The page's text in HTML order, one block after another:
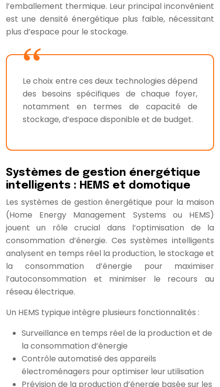
l’emballement thermique. Leur principal inconvénient
est une densité énergétique plus faible, nécessitant
plus d’espace pour le stockage.
Le choix entre ces deux technologies dépend
des besoins spécifiques de chaque foyer,
notamment en termes de capacité de
stockage, d’espace disponible et de budget.
Systèmes de gestion énergétique
intelligents : HEMS et domotique
Les systèmes de gestion énergétique pour la maison
(Home Energy Management Systems ou HEMS)
jouent un rôle crucial dans l’optimisation de la
consommation d’énergie. Ces systèmes intelligents
analysent en temps réel la production, le stockage et
la consommation d’énergie pour maximiser
l’autoconsommation et minimiser le recours au
réseau électrique.
Un HEMS typique intègre plusieurs fonctionnalités :
Surveillance en temps réel de la production et de
la consommation d’énergie
Contrôle automatisé des appareils
électroménagers pour optimiser leur utilisation
Prévision de la production d’énergie basée sur les